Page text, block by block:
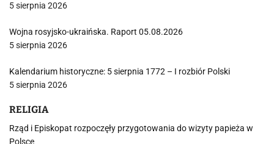
5 sierpnia 2026
Wojna rosyjsko-ukraińska. Raport 05.08.2026
5 sierpnia 2026
Kalendarium historyczne: 5 sierpnia 1772 – I rozbiór Polski
5 sierpnia 2026
RELIGIA
Rząd i Episkopat rozpoczęły przygotowania do wizyty papieża w
Polsce